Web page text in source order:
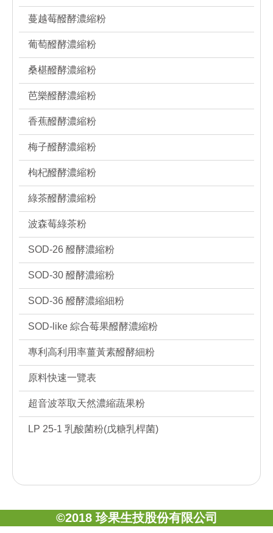
蔓越莓醱酵濃縮粉
葡萄醱酵濃縮粉
桑椹醱酵濃縮粉
芭樂醱酵濃縮粉
香蕉醱酵濃縮粉
梅子醱酵濃縮粉
枸杞醱酵濃縮粉
綠茶醱酵濃縮粉
波森莓綠茶粉
SOD-26 醱酵濃縮粉
SOD-30 醱酵濃縮粉
SOD-36 醱酵濃縮細粉
SOD-like 綜合莓果醱酵濃縮粉
專利高利用率薑黃素醱酵細粉
原料快速一覽表
超音波萃取天然濃縮蔬果粉
LP 25-1 乳酸菌粉(戊糖乳桿菌)
©2018 珍果生技股份有限公司